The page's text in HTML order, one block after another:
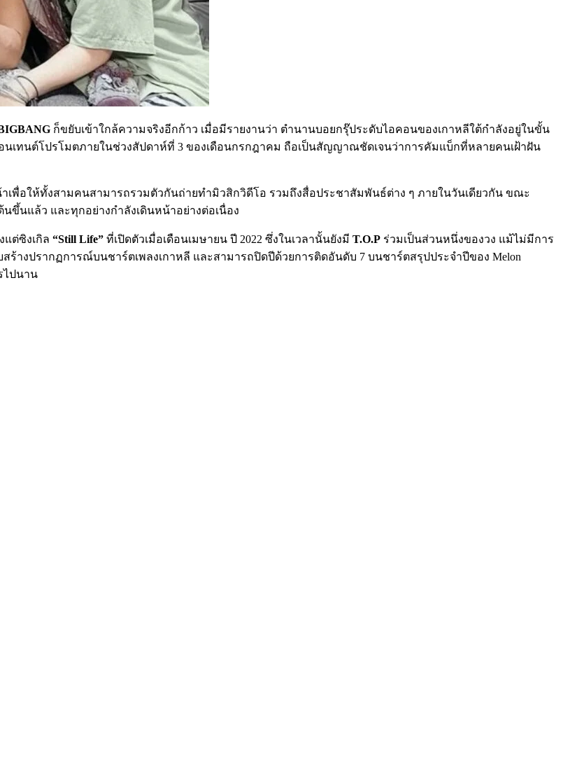
ก็ขยับเข้าใกล้ความจริงอีกก้าว เมื่อมีรายงานว่า ตำนานบอยกรุ๊ประดับไอคอนของเกาหลีใต้กำลังอยู่ในขั้น
เทนต์โปรโมตภายในช่วงสัปดาห์ที่ 3 ของเดือนกรกฎาคม ถือเป็นสัญญาณชัดเจนว่าการคัมแบ็กที่หลายคนเฝ้าฝัน
าเพื่อให้ทั้งสามคนสามารถรวมตัวกันถ่ายทำมิวสิกวิดีโอ รวมถึงสื่อประชาสัมพันธ์ต่าง ๆ ภายในวันเดียวกัน ขณะ
ขึ้นแล้ว และทุกอย่างกำลังเดินหน้าอย่างต่อเนื่อง
แต่ซิงเกิล “Still Life” ที่เปิดตัวเมื่อเดือนเมษายน ปี 2022 ซึ่งในเวลานั้นยังมี T.O.P ร่วมเป็นส่วนหนึ่งของวง แม้ไม่มีการ
ร้างปรากฏการณ์บนชาร์ตเพลงเกาหลี และสามารถปิดปีด้วยการติดอันดับ 7 บนชาร์ตสรุปประจำปีของ Melon
ไปนาน